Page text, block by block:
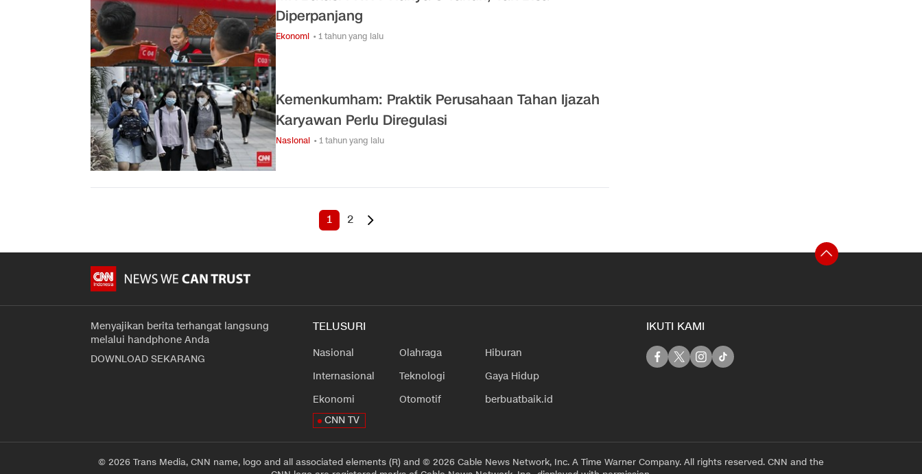
Diperpanjang
Ekonomi • 1 tahun yang lalu
Kemenkumham: Praktik Perusahaan Tahan Ijazah
Karyawan Perlu Diregulasi
Nasional • 1 tahun yang lalu
1 2
Menyajikan berita terhangat langsung
melalui handphone Anda
DOWNLOAD SEKARANG
TELUSURI
Nasional
Internasional
Ekonomi
Olahraga
Teknologi
Otomotif
Hiburan
Gaya Hidup
berbuatbaik.id
CNN TV
IKUTI KAMI
© 2026 Trans Media, CNN name, logo and all associated elements (R) and © 2026 Cable News Network, Inc. A Time Warner Company. All rights reserved. CNN and the